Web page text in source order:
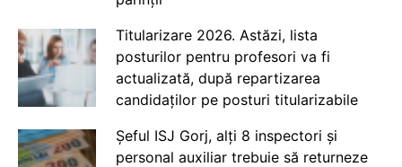
Titularizare 2026. Astăzi, lista
posturilor pentru profesori va fi
actualizată, după repartizarea
candidaților pe posturi titularizabile
Șeful ISJ Gorj, alți 8 inspectori și
personal auxiliar trebuie să returneze